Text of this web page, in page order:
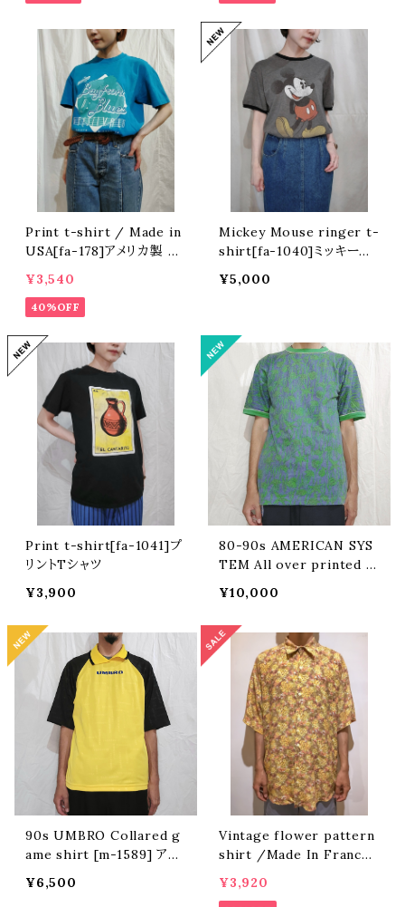
Print t-shirt / Made in
USA[fa-178]アメリカ製 プ
¥3,540
40%OFF
Mickey Mouse ringer t-
shirt[fa-1040]ミッキーマ
¥5,000
Print t-shirt[fa-1041]プ
リントTシャツ
¥3,900
80-90s AMERICAN SYS
TEM All over printed T
[m-1592] アメリカンシステ
ム総柄Tシャツ
¥10,000
90s UMBRO Collared g
ame shirt [m-1589] アン
¥6,500
Vintage flower pattern
shirt /Made In France
¥3,920